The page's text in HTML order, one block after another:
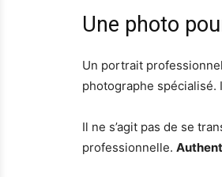
Une photo
Un portrait
photographe spécialisé.
Il ne s’agit pas de se
professionnelle.